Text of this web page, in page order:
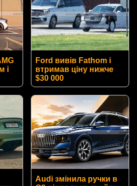
і
Ford вивів Fathom і
втримав ціну нижче
$30 000
Audi змінила ручки в